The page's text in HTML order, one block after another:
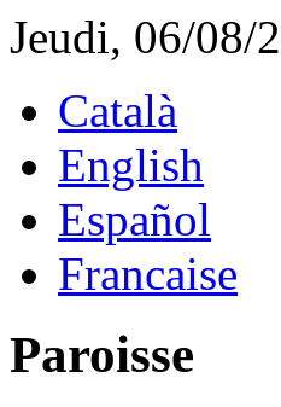
Jeudi, 06/08/
Català
English
Español
Francaise
Paroisse